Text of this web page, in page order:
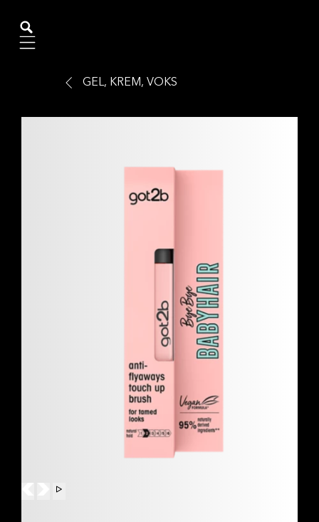
Mobile navigation
GEL, KREM, VOKS